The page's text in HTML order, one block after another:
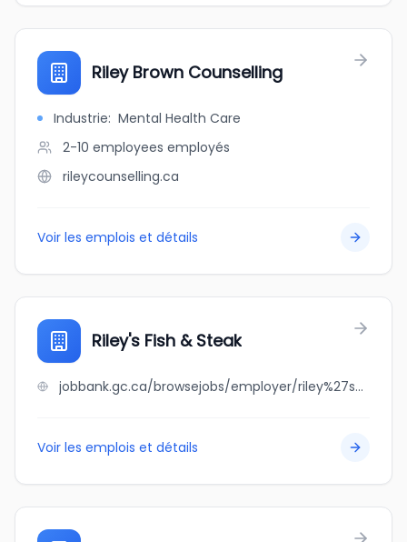
Riley Brown Counselling
Industrie: Mental Health Care
2-10 employees employés
rileycounselling.ca
Voir les emplois et détails
Riley's Fish & Steak
jobbank.gc.ca/browsejobs/employer/riley%27s+fish+%26+steak/ca
Voir les emplois et détails